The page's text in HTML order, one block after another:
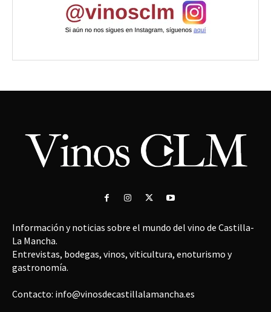
Información y noticias sobre el mundo del vino de Castilla-
La Mancha.
Entrevistas, bodegas, vinos, viticultura, enoturismo y
gastronomía.
Contacto: info@vinosdecastillalamancha.es